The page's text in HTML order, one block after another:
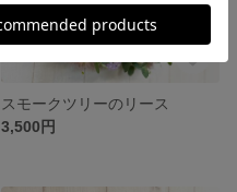
スモークツリーのリース
3,500円